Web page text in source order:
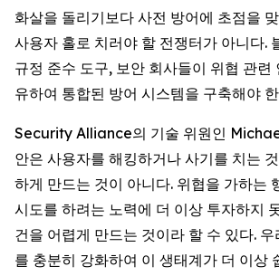
화살을 돌리기보다 사전 방어에 초점을
사용자 홀로 치러야 할 전쟁터가 아니다.
규정 준수 도구, 보안 회사들이 위협 관련
유하여 통합된 방어 시스템을 구축해야
Security Alliance의 기술 위원인
안은 사용자를 해킹하거나 사기를 치는
하게 만드는 것이 아니다. 위협을 가하는
시도를 하려는 노력에 더 이상 투자하지
건을 어렵게 만드는 것이라 할 수 있다.
를 충분히 강화하여 이 생태계가 더 이상